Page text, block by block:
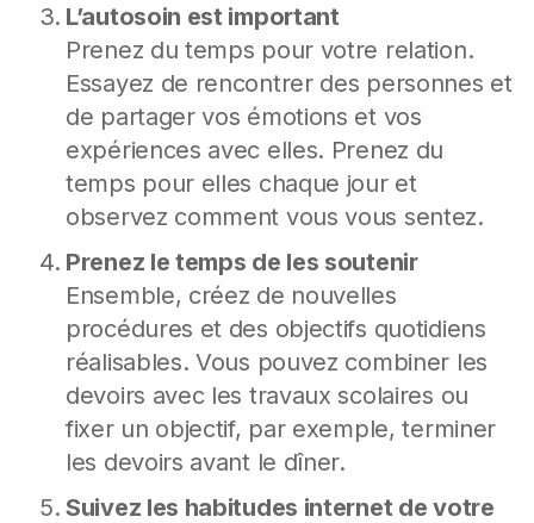
L’autosoin est important
Prenez du temps pour votre relation.
Essayez de rencontrer des personnes et
de partager vos émotions et vos
expériences avec elles. Prenez du
temps pour elles chaque jour et
observez comment vous vous sentez.
Prenez le temps de les soutenir
Ensemble, créez de nouvelles
procédures et des objectifs quotidiens
réalisables. Vous pouvez combiner les
devoirs avec les travaux scolaires ou
fixer un objectif, par exemple, terminer
les devoirs avant le dîner.
Suivez les habitudes internet de votre